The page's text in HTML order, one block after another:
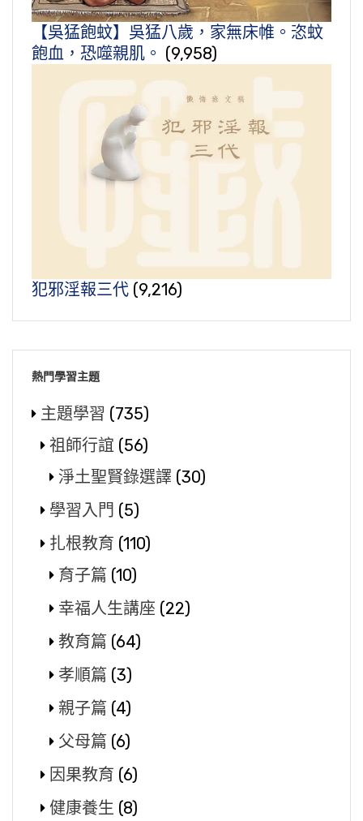
【吳猛飽蚊】吳猛八歲，家無床帷。恣蚊
飽血，恐噬親肌。 (9,958)
犯邪淫報三代 (9,216)
熱門學習主題
主題學習 (735)
祖師行誼 (56)
淨土聖賢錄選譯 (30)
學習入門 (5)
扎根教育 (110)
育子篇 (10)
幸福人生講座 (22)
教育篇 (64)
孝順篇 (3)
親子篇 (4)
父母篇 (6)
因果教育 (6)
健康養生 (8)